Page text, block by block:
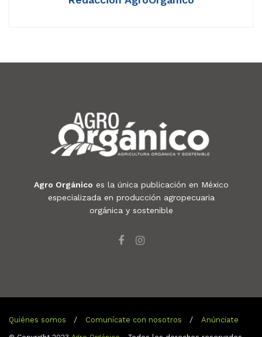
Agro Orgánico es la única publicación en México
especializada en producción agropecuaria
orgánica y sostenible
Quiénes somos Comunícate con nosotros Anúnciate